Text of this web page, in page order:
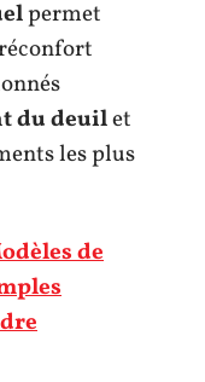
permet
du deuilet
les plus
de